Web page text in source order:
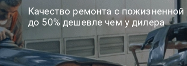
Качество ремонта с пожизненной
до 50% дешевле чем у дилера